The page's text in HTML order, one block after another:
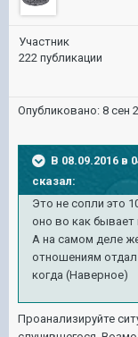
Участник
222 публикации
Опубликовано: 8 сен
В 08.09.2016 в
сказал:
Это не сопли это
оно во как бывает
А на самом деле
отношениям
когда (Наверное)
Проанализируйте